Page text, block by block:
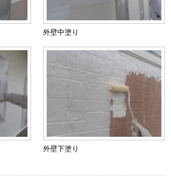
外壁中塗り
外壁下塗り